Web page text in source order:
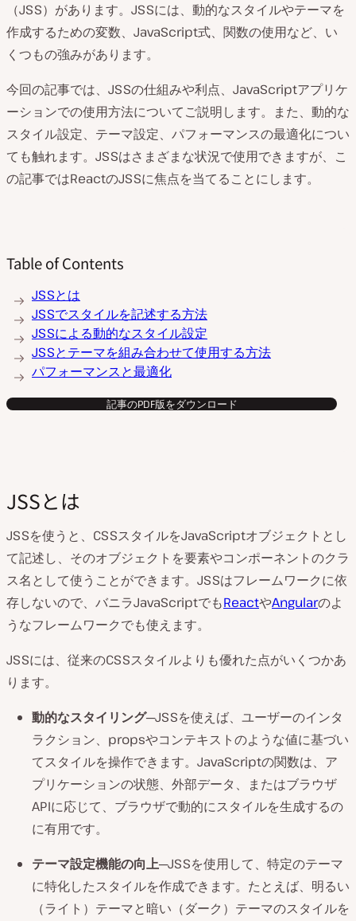
（JSS）があります。JSSには、動的なスタイルやテーマを
作成するための変数、JavaScript式、関数の使用など、い
くつもの強みがあります。
今回の記事では、JSSの仕組みや利点、JavaScriptアプリケ
ーションでの使用方法についてご説明します。また、動的な
スタイル設定、テーマ設定、パフォーマンスの最適化につい
ても触れます。JSSはさまざまな状況で使用できますが、こ
の記事ではReactのJSSに焦点を当てることにします。
Table of Contents
JSSとは
JSSでスタイルを記述する方法
JSSによる動的なスタイル設定
JSSとテーマを組み合わせて使用する方法
パフォーマンスと最適化
記事のPDF版をダウンロード
JSSとは
JSSを使うと、CSSスタイルをJavaScriptオブジェクトとし
て記述し、そのオブジェクトを要素やコンポーネントのクラ
ス名として使うことができます。JSSはフレームワークに依
存しないので、バニラJavaScriptでもReactやAngularのよ
うなフレームワークでも使えます。
JSSには、従来のCSSスタイルよりも優れた点がいくつかあ
ります。
動的なスタイリング─JSSを使えば、ユーザーのインタ
ラクション、propsやコンテキストのような値に基づい
てスタイルを操作できます。JavaScriptの関数は、ア
プリケーションの状態、外部データ、またはブラウザ
APIに応じて、ブラウザで動的にスタイルを生成するの
に有用です。
テーマ設定機能の向上─JSSを使用して、特定のテーマ
に特化したスタイルを作成できます。たとえば、明るい
（ライト）テーマと暗い（ダーク）テーマのスタイルを